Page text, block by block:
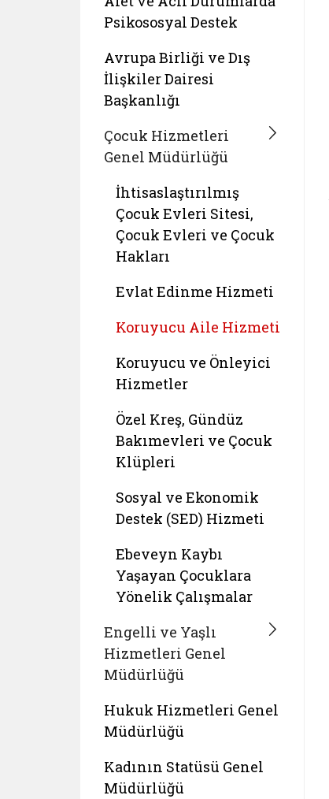
Psikososyal Destek
Avrupa Birliği ve Dış
İlişkiler Dairesi
Başkanlığı
Çocuk Hizmetleri
Genel Müdürlüğü
İhtisaslaştırılmış
Çocuk Evleri Sitesi,
Çocuk Evleri ve Çocuk
Hakları
Evlat Edinme Hizmeti
Koruyucu Aile Hizmeti
Koruyucu ve Önleyici
Hizmetler
Özel Kreş, Gündüz
Bakımevleri ve Çocuk
Klüpleri
Sosyal ve Ekonomik
Destek (SED) Hizmeti
Ebeveyn Kaybı
Yaşayan Çocuklara
Yönelik Çalışmalar
Engelli ve Yaşlı
Hizmetleri Genel
Müdürlüğü
Hukuk Hizmetleri Genel
Müdürlüğü
Kadının Statüsü Genel
Müdürlüğü